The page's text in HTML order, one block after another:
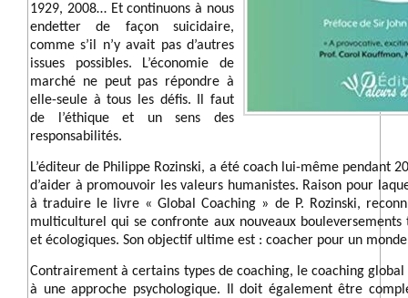
1929, 2008… Et continuons à nous
endetter de façon suicidaire,
comme s’il n’y avait pas d’autres
issues possibles. L’économie de
marché ne peut pas répondre à
elle-seule à tous les défis. Il faut
de l’éthique et un sens des
responsabilités.
L’éditeur de Philippe Rozinski, a été coach lui-même pendant
d’aider à promouvoir les valeurs humanistes. Raison pour
à traduire le livre « Global Coaching » de P. Rozinski,
multiculturel qui se confronte aux nouveaux bouleversements
et écologiques. Son objectif ultime est : coacher pour un
Contrairement à certains types de coaching, le coaching global
à une approche psychologique. Il doit également être